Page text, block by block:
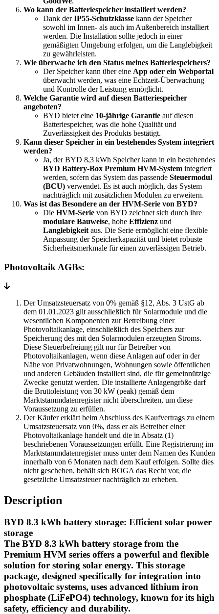
Wo kann der Batteriespeicher installiert werden?
Dank derIP55-Schutzklasse kann der Speicher
sowohl im Innen- als auch im Außenbereich installiert
werden. Die Installation sollte jedoch in einer
gemäßigten Umgebung erfolgen, um die Langlebigkeit
zu gewährleisten.
Wie überwache ich den Status meines Batteriespeichers?
Der Speicher kann über eine App oder ein Webportal
überwacht werden, was eine Echtzeit-Überwachung
und Kontrolle der Leistung ermöglicht.
Welche Garantie wird auf diesen Batteriespeicher
angeboten?
BYD bietet eine 10-jährige Garantie auf diesen
Batteriespeicher, was die hohe Qualität und
Zuverlässigkeit des Produkts bestätigt.
Kann dieser Speicher in ein bestehendes System integriert
werden?
Ja, der BYD 8,3 kWh Speicher kann in ein bestehendes
BYD Battery-Box Premium HVM-System integriert
werden, sofern das System das passende Steuermodul
(BCU) verwendet. Es ist auch möglich, das System
nachträglich mit zusätzlichen Modulen zu erweitern.
Was ist das Besondere an der HVM-Serie von BYD?
Die HVM-Serie von BYD zeichnet sich durch ihre
modulare Bauweise, hohe Effizienz und
Langlebigkeit aus. Die Serie ermöglicht eine flexible
Anpassung der Speicherkapazität und bietet robuste
Sicherheitsmerkmale für einen zuverlässigen Betrieb.
Photovoltaik AGBs:
Der Umsatzsteuersatz von 0% gemäß §12, Abs. 3 UstG ab
dem 01.01.2023 gilt ausschließlich für Solarmodule und die
wesentlichen Komponenten zur Betreibung einer
Photovoltaikanlage, einschließlich des Speichers zur
Speicherung des mit den Solarmodulen erzeugten Stroms.
Diese Steuerbefreiung gilt nur für Betreiber von
Photovoltaikanlagen, wenn diese Anlagen auf oder in der
Nähe von Privatwohnungen, Wohnungen sowie öffentlichen
und anderen Gebäuden installiert sind, die für gemeinnützige
Zwecke genutzt werden. Die installierte Anlagengröße darf
die Bruttoleistung von 30 kW (peak) gemäß dem
Marktstammdatenregister nicht überschreiten, um diese
Voraussetzung zu erfüllen.
Der Käufer erklärt beim Abschluss des Kaufvertrags zu einem
Umsatzsteuersatz von 0%, dass er als Betreiber einer
Photovoltaikanlage handelt und die in Absatz (1)
beschriebenen Voraussetzungen erfüllt. Eine Registrierung im
Marktstammdatenregister muss unter dem Namen des Kunden
innerhalb von 6 Monaten nach dem Kauf erfolgen. Sollte dies
nicht geschehen, behält sich BOGA das Recht vor, die
gesetzliche Umsatzsteuer nachträglich zu erheben.
Description
BYD 8.3 kWh battery storage: Efficient solar power
storage
The BYD 8.3 kWh battery storage from the
Premium HVM series offers a powerful and flexible
solution for storing solar energy. This storage
package, designed specifically for integration into
photovoltaic systems, uses advanced lithium iron
phosphate (LiFePO4) technology, known for its high
safety, efficiency and durability.